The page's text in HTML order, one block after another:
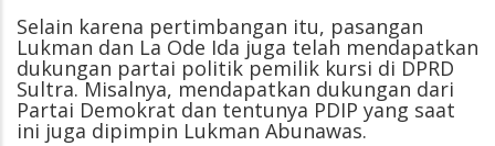
Selain karena pertimbangan itu, pasangan
Lukman dan La Ode Ida juga telah mendapatkan
dukungan partai politik pemilik kursi di DPRD
Sultra. Misalnya, mendapatkan dukungan dari
Partai Demokrat dan tentunya PDIP yang saat
ini juga dipimpin Lukman Abunawas.